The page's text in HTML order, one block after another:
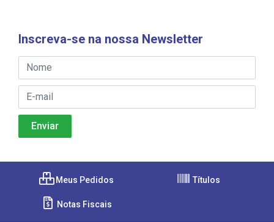
Inscreva-se na nossa Newsletter
Meus Pedidos Títulos
Notas Fiscais